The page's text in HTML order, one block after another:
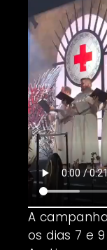
A
os dias 7 e